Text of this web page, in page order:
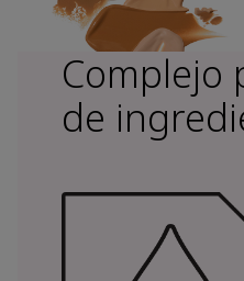
Complejo
de